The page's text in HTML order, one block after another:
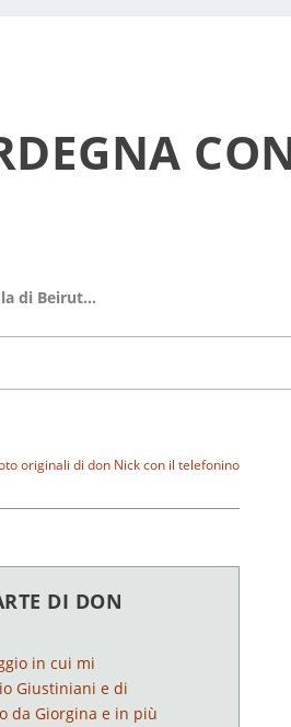
di Beirut…
originali di don Nick con il telefonino
DI DON
in cui mi
Giustiniani e di
da Giorgina e in più